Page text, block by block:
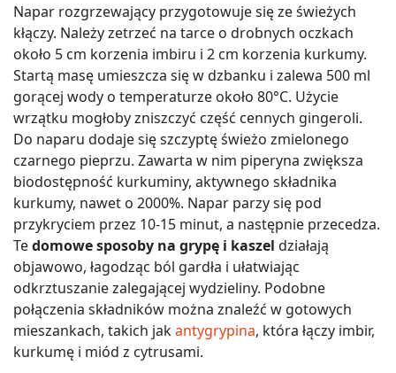
Napar rozgrzewający przygotowuje się ze świeżych
kłączy. Należy zetrzeć na tarce o drobnych oczkach
około 5 cm korzenia imbiru i 2 cm korzenia kurkumy.
Startą masę umieszcza się w dzbanku i zalewa 500 ml
gorącej wody o temperaturze około 80°C. Użycie
wrzątku mogłoby zniszczyć część cennych gingeroli.
Do naparu dodaje się szczyptę świeżo zmielonego
czarnego pieprzu. Zawarta w nim piperyna zwiększa
biodostępność kurkuminy, aktywnego składnika
kurkumy, nawet o 2000%. Napar parzy się pod
przykryciem przez 10-15 minut, a następnie przecedza.
Tedomowe sposoby na grypę i kaszel działają
objawowo, łagodząc ból gardła i ułatwiając
odkrztuszanie zalegającej wydzieliny. Podobne
połączenia składników można znaleźć w gotowych
mieszankach, takich jakantygrypina, która łączy imbir,
kurkumę i miód z cytrusami.